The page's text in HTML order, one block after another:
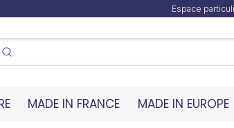
Espace
MADE IN FRANCE MADE IN EUROPE